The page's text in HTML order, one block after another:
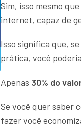
Sim, isso mesmo
internet, capaz de
Isso significa que,
prática, você
Apenas 30% do
Se você quer saber
fazer você